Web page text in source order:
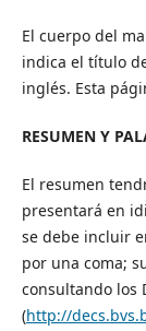
El cuerpo del
indica el título
inglés. Esta
RESUMEN Y
El resumen
presentará en
se debe incluir
por una coma;
consultando los
(http://